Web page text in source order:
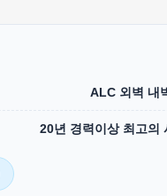
ALC 외벽 내
20년 경력이상 최고의